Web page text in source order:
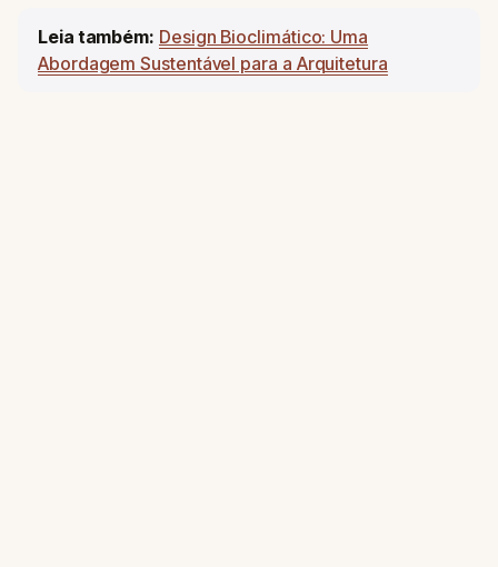
Leia também: Design Bioclimático: Uma
Abordagem Sustentável para a Arquitetura